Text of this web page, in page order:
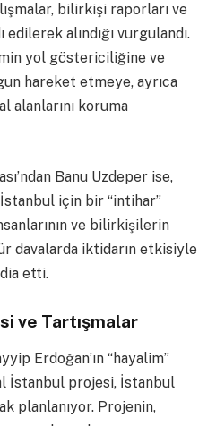
bilirkişi raporları ve
alındığı vurgulandı.
yol göstericiliğine ve
hareket etmeye, ayrıca
alanlarını koruma
Banu Uzdeper ise,
için bir “intihar”
ve bilirkişilerin
davalarda iktidarın etkisiyle
etti.
ve Tartışmalar
Erdoğan’ın “hayalim”
İstanbul projesi, İstanbul
planlanıyor. Projenin,